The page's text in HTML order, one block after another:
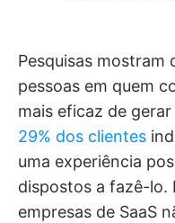
Pesquisas mostram
pessoas em quem
mais eficaz de
29% dos clientes
uma experiência
dispostos a fazê-lo.
empresas de SaaS